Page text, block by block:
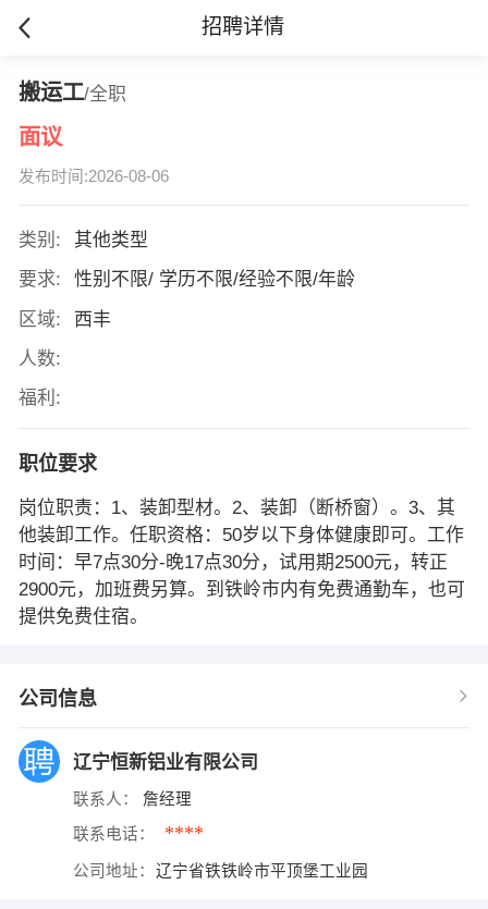
招聘详情
搬运工/全职
面议
发布时间:2026-08-06
类别:
其他类型
要求:
性别不限/ 学历不限/经验不限/年龄
区域:
西丰
人数:
福利:
职位要求
岗位职责：1、装卸型材。2、装卸（断桥窗）。3、其
他装卸工作。任职资格：50岁以下身体健康即可。工作
时间：早7点30分-晚17点30分，试用期2500元，转正
2900元，加班费另算。到铁岭市内有免费通勤车，也可
提供免费住宿。
公司信息
辽宁恒新铝业有限公司
联系人： 詹经理
联系电话： ****
公司地址： 辽宁省铁铁岭市平顶堡工业园